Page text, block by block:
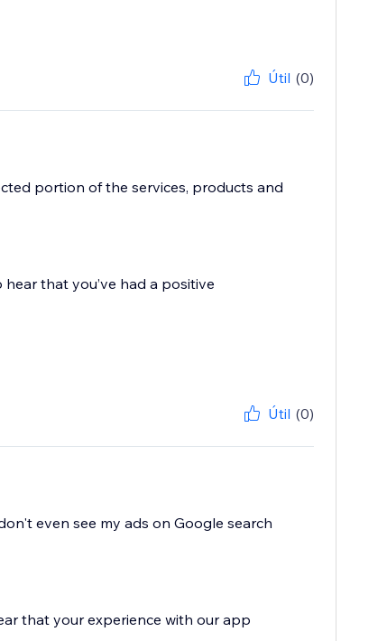
Útil (0)
portion of the services, products and
that you’ve had a positive
Útil (0)
even see my ads on Google search
that your experience with our app